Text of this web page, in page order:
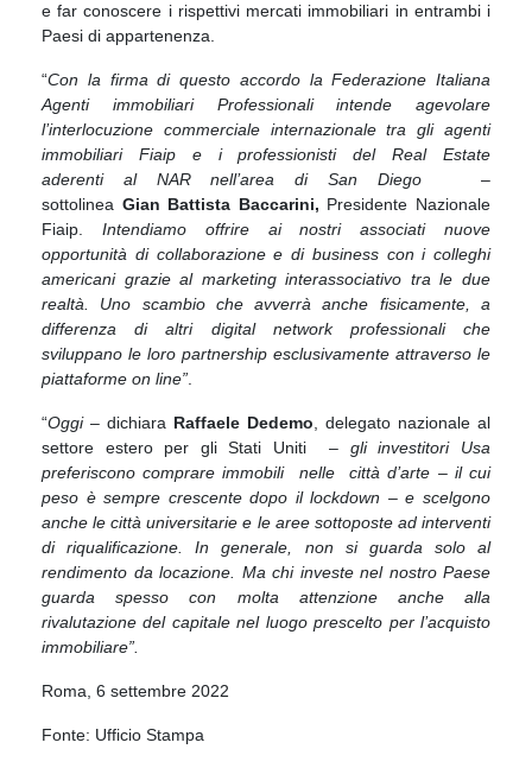
e far conoscere i rispettivi mercati immobiliari in entrambi i
Paesi di appartenenza.
“Con la firma di questo accordo la Federazione Italiana
Agenti immobiliari Professionali intende agevolare
l’interlocuzione commerciale internazionale tra gli agenti
immobiliari Fiaip e i professionisti del Real Estate
aderenti al NAR nell’area di San Diego–
sottolinea Gian Battista Baccarini, Presidente Nazionale
Fiaip. Intendiamo offrire ai nostri associati nuove
opportunità di collaborazione e di business con i colleghi
americani grazie al marketing interassociativo tra le due
realtà. Uno scambio che avverrà anche fisicamente, a
differenza di altri digital network professionali che
sviluppano le loro partnership esclusivamente attraverso le
piattaforme on line”.
“Oggi– dichiara Raffaele Dedemo, delegato nazionale al
settore estero per gli Stati Uniti – gli investitori Usa
preferiscono comprare immobili nelle città d’arte – il cui
peso è sempre crescente dopo il lockdown – e scelgono
anche le città universitarie e le aree sottoposte ad interventi
di riqualificazione. In generale, non si guarda solo al
rendimento da locazione. Ma chi investe nel nostro Paese
guarda spesso con molta attenzione anche alla
rivalutazione del capitale nel luogo prescelto per l’acquisto
immobiliare”.
Roma, 6 settembre 2022
Fonte: Ufficio Stampa